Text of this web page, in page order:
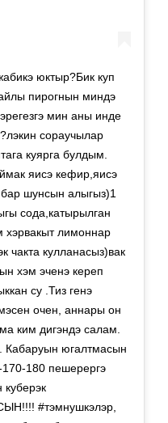
юктыр?Бик куп
пирогнын миндэ
мин аны инде
сораучылар
куярга булдым.
яисэ кефир,яисэ
шунсын алыгыз)1
сода,катырылган
хэрвакыт лимоннар
чакта кулланасыз)вак
хэм эченэ кереп
су .Тиз генэ
очен, аннары он
ким дигэндэ салам.
Кабаруын югалтмасын
180 пешерергэ
куберэк
#тэмнушкэлэр,